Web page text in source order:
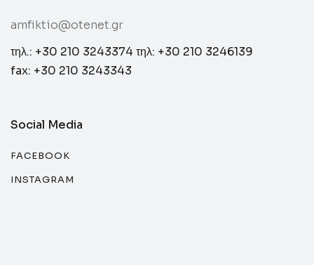
amfiktio@otenet.gr
τηλ.: +30 210 3243374 τηλ: +30 210 3246139
fax: +30 210 3243343
Social Media
FACEBOOK
INSTAGRAM